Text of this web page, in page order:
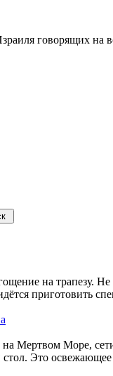
говорящих на
на трапезу.
приготовить
Море,
стол. Это